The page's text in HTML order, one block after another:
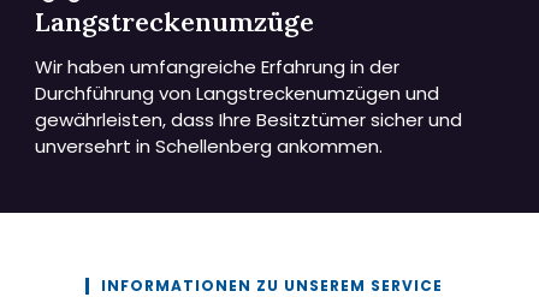
Langstreckenumzüge
Wir haben umfangreiche Erfahrung in der
Durchführung von Langstreckenumzügen und
gewährleisten, dass Ihre Besitztümer sicher und
unversehrt in Schellenberg ankommen.
INFORMATIONEN ZU UNSEREM SERVICE